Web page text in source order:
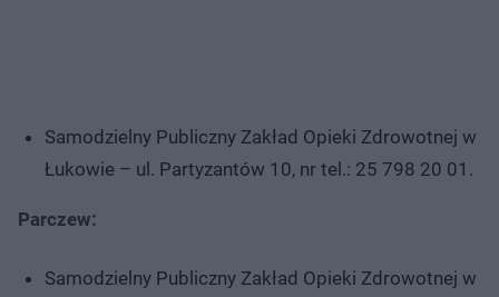
Samodzielny Publiczny Zakład Opieki Zdrowotnej w
Łukowie – ul. Partyzantów 10, nr tel.: 25 798 20 01.
Parczew:
Samodzielny Publiczny Zakład Opieki Zdrowotnej w